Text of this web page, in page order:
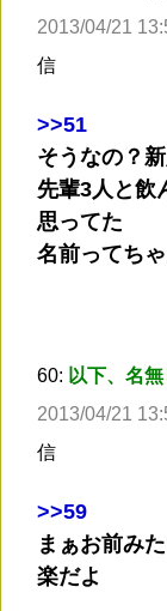
2013/04/21
信
>>51
そうなの？
先輩3人と飲
思ってた
名前ってち
60: 以下、名
2013/04/21
信
>>59
まぁお前み
楽だよ